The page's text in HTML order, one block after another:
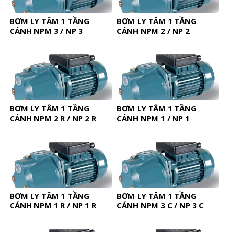
BƠM LY TÂM 1 TẦNG
CÁNH NPM 3 / NP 3
BƠM LY TÂM 1 TẦNG
CÁNH NPM 2 / NP 2
BƠM LY TÂM 1 TẦNG
CÁNH NPM 2 R / NP 2 R
BƠM LY TÂM 1 TẦNG
CÁNH NPM 1 / NP 1
BƠM LY TÂM 1 TẦNG
CÁNH NPM 1 R / NP 1 R
BƠM LY TÂM 1 TẦNG
CÁNH NPM 3 C / NP 3 C